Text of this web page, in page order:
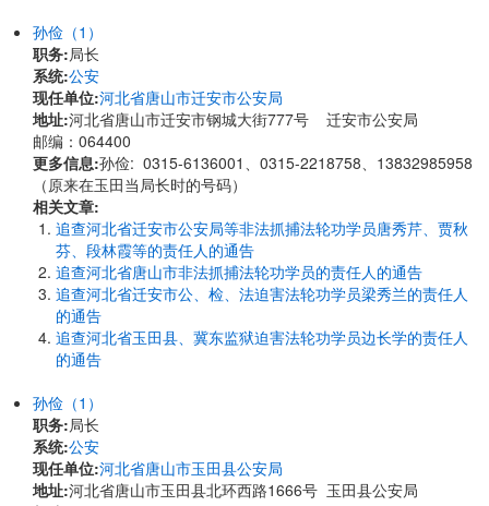
孙俭（1）
职务:局长
系统:公安
现任单位:河北省唐山市迁安市公安局
地址:河北省唐山市迁安市钢城大街777号 迁安市公安局
邮编：064400
更多信息:孙俭: 0315-6136001、0315-2218758、13832985958
（原来在玉田当局长时的号码）
相关文章:
追查河北省迁安市公安局等非法抓捕法轮功学员唐秀芹、贾秋
芬、段林霞等的责任人的通告
追查河北省唐山市非法抓捕法轮功学员的责任人的通告
追查河北省迁安市公、检、法迫害法轮功学员梁秀兰的责任人
的通告
追查河北省玉田县、冀东监狱迫害法轮功学员边长学的责任人
的通告
孙俭（1）
职务:局长
系统:公安
现任单位:河北省唐山市玉田县公安局
地址:河北省唐山市玉田县北环西路1666号 玉田县公安局